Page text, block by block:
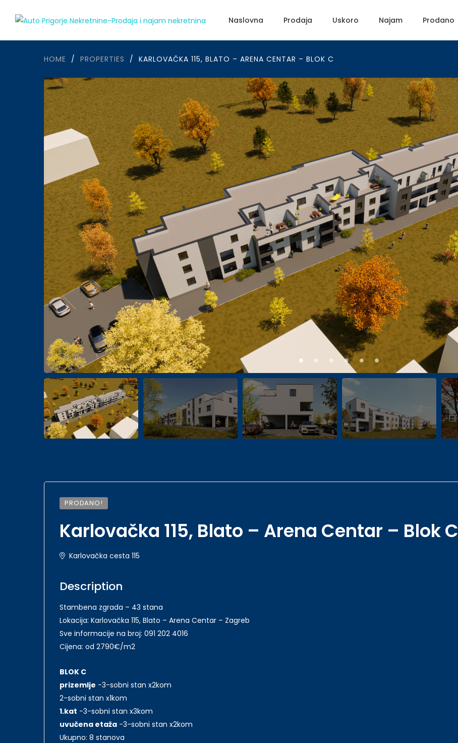
Naslovna Prodaja Uskoro Najam Prodano
HOME / PROPERTIES / KARLOVAČKA 115, BLATO – ARENA CENTAR – BLOK C
PRODANO!
Karlovačka 115, Blato – Arena Centar – Blok C
Karlovačka cesta 115
Description
Stambena zgrada – 43 stana
Lokacija: Karlovačka 115, Blato – Arena Centar – Zagreb
Sve informacije na broj: 091 202 4016
Cijena: od 2790€/m2
BLOK C
prizemlje -3-sobni stan x2kom
2-sobni stan x1kom
1.kat -3-sobni stan x3kom
uvučena etaža -3-sobni stan x2kom
Ukupno: 8 stanova